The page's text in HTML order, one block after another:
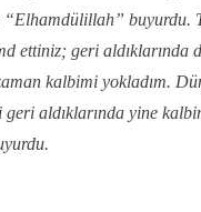
“Elhamdülillah”
ettiniz; geri
kalbimi yokladım.
aldıklarında yine